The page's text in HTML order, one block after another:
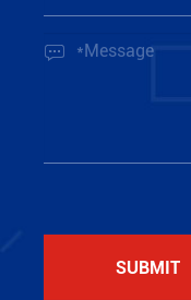

SUBMIT